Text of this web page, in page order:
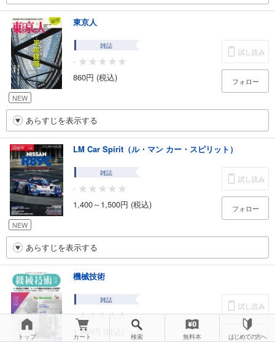
NEW
東京人
雑誌
-
860円 (税込)
試し読み
フォロー
あらすじを表示する
NEW
LM Car Spirit（ル・マン カー・スピリット）
雑誌
-
1,400～1,500円 (税込)
試し読み
フォロー
あらすじを表示する
機械技術
雑誌
-
1,980円 (税込)
試し読み
フォロー
トップ カート 検索 無料本 はじめての方へ